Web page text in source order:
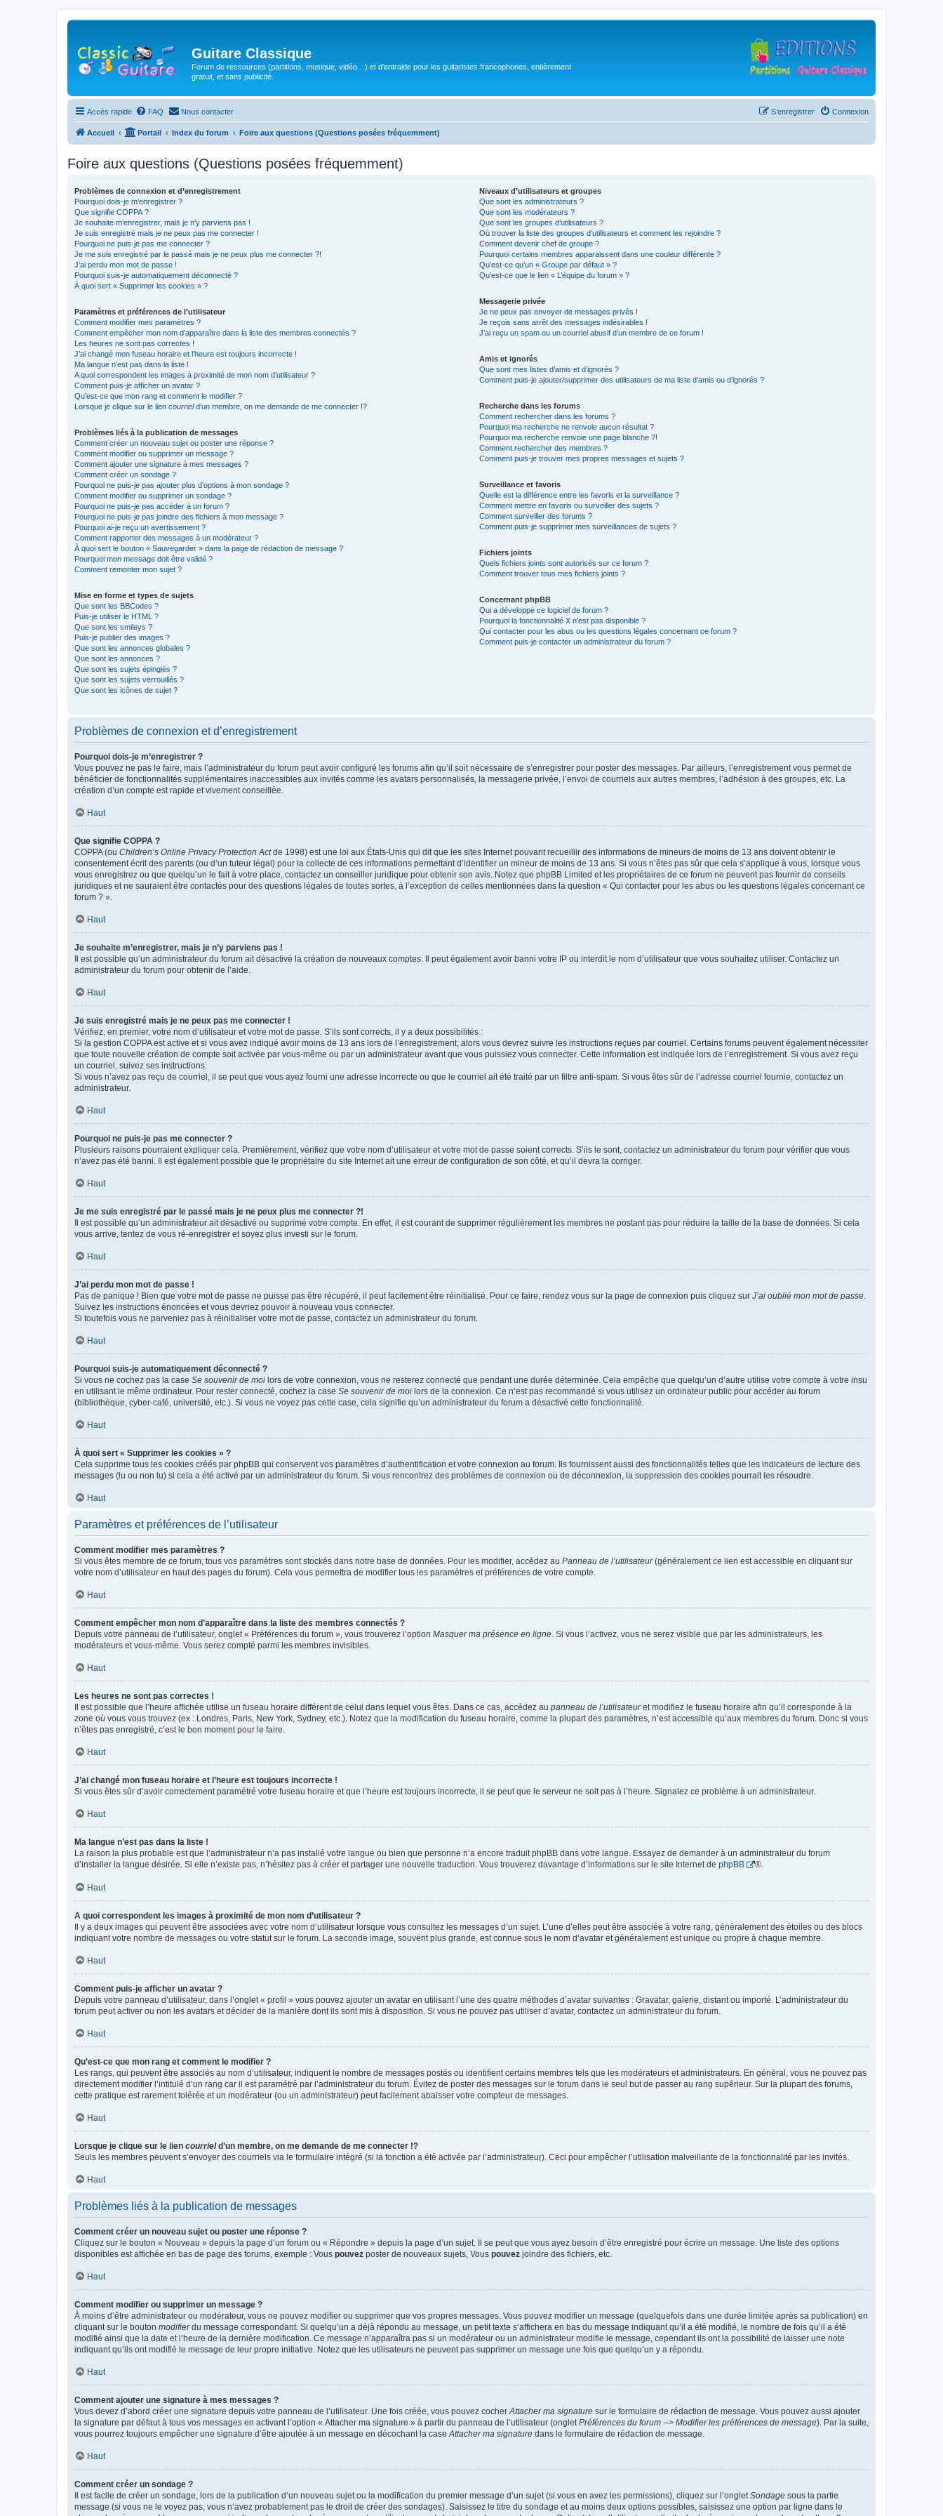
Guitare Classique
Forum de ressources (partitions, musique, vidéo…) et d'entraide pour les guitaristes francophones, entièrement
gratuit, et sans publicité.
Accès rapide FAQ Nous contacter Connexion
S’enregistrer
Accueil Portail Index du forum Foire aux questions (Questions posées fréquemment)
Foire aux questions (Questions posées fréquemment)
Problèmes de connexion et d’enregistrement
Pourquoi dois-je m’enregistrer ?
Que signifie COPPA ?
Je souhaite m’enregistrer, mais je n’y parviens pas !
Je suis enregistré mais je ne peux pas me connecter !
Pourquoi ne puis-je pas me connecter ?
Je me suis enregistré par le passé mais je ne peux plus me connecter ?!
J’ai perdu mon mot de passe !
Pourquoi suis-je automatiquement déconnecté ?
À quoi sert « Supprimer les cookies » ?
Paramètres et préférences de l’utilisateur
Comment modifier mes paramètres ?
Comment empêcher mon nom d’apparaître dans la liste des membres connectés ?
Les heures ne sont pas correctes !
J’ai changé mon fuseau horaire et l’heure est toujours incorrecte !
Ma langue n’est pas dans la liste !
A quoi correspondent les images à proximité de mon nom d’utilisateur ?
Comment puis-je afficher un avatar ?
Qu’est-ce que mon rang et comment le modifier ?
Lorsque je clique sur le lien courrield’un membre, on me demande de me connecter !?
Problèmes liés à la publication de messages
Comment créer un nouveau sujet ou poster une réponse ?
Comment modifier ou supprimer un message ?
Comment ajouter une signature à mes messages ?
Comment créer un sondage ?
Pourquoi ne puis-je pas ajouter plus d’options à mon sondage ?
Comment modifier ou supprimer un sondage ?
Pourquoi ne puis-je pas accéder à un forum ?
Pourquoi ne puis-je pas joindre des fichiers à mon message ?
Pourquoi ai-je reçu un avertissement ?
Comment rapporter des messages à un modérateur ?
À quoi sert le bouton « Sauvegarder » dans la page de rédaction de message ?
Pourquoi mon message doit être validé ?
Comment remonter mon sujet ?
Mise en forme et types de sujets
Que sont les BBCodes ?
Puis-je utiliser le HTML ?
Que sont les smileys ?
Puis-je publier des images ?
Que sont les annonces globales ?
Que sont les annonces ?
Que sont les sujets épinglés ?
Que sont les sujets verrouillés ?
Que sont les icônes de sujet ?
Niveaux d’utilisateurs et groupes
Que sont les administrateurs ?
Que sont les modérateurs ?
Que sont les groupes d’utilisateurs ?
Où trouver la liste des groupes d’utilisateurs et comment les rejoindre ?
Comment devenir chef de groupe ?
Pourquoi certains membres apparaissent dans une couleur différente ?
Qu’est-ce qu’un « Groupe par défaut » ?
Qu’est-ce que le lien « L’équipe du forum » ?
Messagerie privée
Je ne peux pas envoyer de messages privés !
Je reçois sans arrêt des messages indésirables !
J’ai reçu un spam ou un courriel abusif d’un membre de ce forum !
Amis et ignorés
Que sont mes listes d’amis et d’ignorés ?
Comment puis-je ajouter/supprimer des utilisateurs de ma liste d’amis ou d’ignorés ?
Recherche dans les forums
Comment rechercher dans les forums ?
Pourquoi ma recherche ne renvoie aucun résultat ?
Pourquoi ma recherche renvoie une page blanche ?!
Comment rechercher des membres ?
Comment puis-je trouver mes propres messages et sujets ?
Surveillance et favoris
Quelle est la différence entre les favoris et la surveillance ?
Comment mettre en favoris ou surveiller des sujets ?
Comment surveiller des forums ?
Comment puis-je supprimer mes surveillances de sujets ?
Fichiers joints
Quels fichiers joints sont autorisés sur ce forum ?
Comment trouver tous mes fichiers joints ?
Concernant phpBB
Qui a développé ce logiciel de forum ?
Pourquoi la fonctionnalité X n’est pas disponible ?
Qui contacter pour les abus ou les questions légales concernant ce forum ?
Comment puis-je contacter un administrateur du forum ?
Problèmes de connexion et d’enregistrement
Pourquoi dois-je m’enregistrer ?
Vous pouvez ne pas le faire, mais l’administrateur du forum peut avoir configuré les forums afin qu’il soit nécessaire de s’enregistrer pour poster des messages. Par ailleurs, l’enregistrement vous permet de
bénéficier de fonctionnalités supplémentaires inaccessibles aux invités comme les avatars personnalisés, la messagerie privée, l’envoi de courriels aux autres membres, l’adhésion à des groupes, etc. La
création d’un compte est rapide et vivement conseillée.
Haut
Que signifie COPPA ?
COPPA (ou Children’s Online Privacy Protection Actde 1998) est une loi aux États-Unis qui dit que les sites Internet pouvant recueillir des informations de mineurs de moins de 13 ans doivent obtenir le
consentement écrit des parents (ou d’un tuteur légal) pour la collecte de ces informations permettant d’identifier un mineur de moins de 13 ans. Si vous n’êtes pas sûr que cela s’applique à vous, lorsque vous
vous enregistrez ou que quelqu’un le fait à votre place, contactez un conseiller juridique pour obtenir son avis. Notez que phpBB Limited et les propriétaires de ce forum ne peuvent pas fournir de conseils
juridiques et ne sauraient être contactés pour des questions légales de toutes sortes, à l’exception de celles mentionnées dans la question « Qui contacter pour les abus ou les questions légales concernant ce
forum ? ».
Haut
Je souhaite m’enregistrer, mais je n’y parviens pas !
Il est possible qu’un administrateur du forum ait désactivé la création de nouveaux comptes. Il peut également avoir banni votre IP ou interdit le nom d’utilisateur que vous souhaitez utiliser. Contactez un
administrateur du forum pour obtenir de l’aide.
Haut
Je suis enregistré mais je ne peux pas me connecter !
Vérifiez, en premier, votre nom d’utilisateur et votre mot de passe. S’ils sont corrects, il y a deux possibilités :
Si la gestion COPPA est active et si vous avez indiqué avoir moins de 13 ans lors de l’enregistrement, alors vous devrez suivre les instructions reçues par courriel. Certains forums peuvent également nécessiter
que toute nouvelle création de compte soit activée par vous-même ou par un administrateur avant que vous puissiez vous connecter. Cette information est indiquée lors de l’enregistrement. Si vous avez reçu
un courriel, suivez ses instructions.
Si vous n’avez pas reçu de courriel, il se peut que vous ayez fourni une adresse incorrecte ou que le courriel ait été traité par un filtre anti-spam. Si vous êtes sûr de l’adresse courriel fournie, contactez un
administrateur.
Haut
Pourquoi ne puis-je pas me connecter ?
Plusieurs raisons pourraient expliquer cela. Premièrement, vérifiez que votre nom d’utilisateur et votre mot de passe soient corrects. S’ils le sont, contactez un administrateur du forum pour vérifier que vous
n’avez pas été banni. Il est également possible que le propriétaire du site Internet ait une erreur de configuration de son côté, et qu’il devra la corriger.
Haut
Je me suis enregistré par le passé mais je ne peux plus me connecter ?!
Il est possible qu’un administrateur ait désactivé ou supprimé votre compte. En effet, il est courant de supprimer régulièrement les membres ne postant pas pour réduire la taille de la base de données. Si cela
vous arrive, tentez de vous ré-enregistrer et soyez plus investi sur le forum.
Haut
J’ai perdu mon mot de passe !
Pas de panique ! Bien que votre mot de passe ne puisse pas être récupéré, il peut facilement être réinitialisé. Pour ce faire, rendez vous sur la page de connexion puis cliquez sur J’ai oublié mon mot de passe.
Suivez les instructions énoncées et vous devriez pouvoir à nouveau vous connecter.
Si toutefois vous ne parveniez pas à réinitialiser votre mot de passe, contactez un administrateur du forum.
Haut
Pourquoi suis-je automatiquement déconnecté ?
Si vous ne cochez pas la case Se souvenir de moi lors de votre connexion, vous ne resterez connecté que pendant une durée déterminée. Cela empêche que quelqu’un d’autre utilise votre compte à votre insu
en utilisant le même ordinateur. Pour rester connecté, cochez la case Se souvenir de moi lors de la connexion. Ce n’est pas recommandé si vous utilisez un ordinateur public pour accéder au forum
(bibliothèque, cyber-café, université, etc.). Si vous ne voyez pas cette case, cela signifie qu’un administrateur du forum a désactivé cette fonctionnalité.
Haut
À quoi sert « Supprimer les cookies » ?
Cela supprime tous les cookies créés par phpBB qui conservent vos paramètres d’authentification et votre connexion au forum. Ils fournissent aussi des fonctionnalités telles que les indicateurs de lecture des
messages (lu ou non lu) si cela a été activé par un administrateur du forum. Si vous rencontrez des problèmes de connexion ou de déconnexion, la suppression des cookies pourrait les résoudre.
Haut
Paramètres et préférences de l’utilisateur
Comment modifier mes paramètres ?
Si vous êtes membre de ce forum, tous vos paramètres sont stockés dans notre base de données. Pour les modifier, accédez au Panneau de l’utilisateur(généralement ce lien est accessible en cliquant sur
votre nom d’utilisateur en haut des pages du forum). Cela vous permettra de modifier tous les paramètres et préférences de votre compte.
Haut
Comment empêcher mon nom d’apparaître dans la liste des membres connectés ?
Depuis votre panneau de l’utilisateur, onglet « Préférences du forum », vous trouverez l’option Masquer ma présence en ligne. Si vous l’activez, vous ne serez visible que par les administrateurs, les
modérateurs et vous-même. Vous serez compté parmi les membres invisibles.
Haut
Les heures ne sont pas correctes !
Il est possible que l’heure affichée utilise un fuseau horaire différent de celui dans lequel vous êtes. Dans ce cas, accédez au panneau de l’utilisateuret modifiez le fuseau horaire afin qu’il corresponde à la
zone où vous vous trouvez (ex : Londres, Paris, New York, Sydney, etc.). Notez que la modification du fuseau horaire, comme la plupart des paramètres, n’est accessible qu’aux membres du forum. Donc si vous
n’êtes pas enregistré, c’est le bon moment pour le faire.
Haut
J’ai changé mon fuseau horaire et l’heure est toujours incorrecte !
Si vous êtes sûr d’avoir correctement paramétré votre fuseau horaire et que l’heure est toujours incorrecte, il se peut que le serveur ne soit pas à l’heure. Signalez ce problème à un administrateur.
Haut
Ma langue n’est pas dans la liste !
La raison la plus probable est que l’administrateur n’a pas installé votre langue ou bien que personne n’a encore traduit phpBB dans votre langue. Essayez de demander à un administrateur du forum
d’installer la langue désirée. Si elle n’existe pas, n’hésitez pas à créer et partager une nouvelle traduction. Vous trouverez davantage d’informations sur le site Internet de phpBB ®.
Haut
A quoi correspondent les images à proximité de mon nom d’utilisateur ?
Il y a deux images qui peuvent être associées avec votre nom d’utilisateur lorsque vous consultez les messages d’un sujet. L’une d’elles peut être associée à votre rang, généralement des étoiles ou des blocs
indiquant votre nombre de messages ou votre statut sur le forum. La seconde image, souvent plus grande, est connue sous le nom d’avatar et généralement est unique ou propre à chaque membre.
Haut
Comment puis-je afficher un avatar ?
Depuis votre panneau d’utilisateur, dans l’onglet « profil » vous pouvez ajouter un avatar en utilisant l’une des quatre méthodes d’avatar suivantes : Gravatar, galerie, distant ou importé. L’administrateur du
forum peut activer ou non les avatars et décider de la manière dont ils sont mis à disposition. Si vous ne pouvez pas utiliser d’avatar, contactez un administrateur du forum.
Haut
Qu’est-ce que mon rang et comment le modifier ?
Les rangs, qui peuvent être associés au nom d’utilisateur, indiquent le nombre de messages postés ou identifient certains membres tels que les modérateurs et administrateurs. En général, vous ne pouvez pas
directement modifier l’intitulé d’un rang car il est paramétré par l’administrateur du forum. Évitez de poster des messages sur le forum dans le seul but de passer au rang supérieur. Sur la plupart des forums,
cette pratique est rarement tolérée et un modérateur (ou un administrateur) peut facilement abaisser votre compteur de messages.
Haut
Lorsque je clique sur le lien courrield’un membre, on me demande de me connecter !?
Seuls les membres peuvent s’envoyer des courriels via le formulaire intégré (si la fonction a été activée par l’administrateur). Ceci pour empêcher l’utilisation malveillante de la fonctionnalité par les invités.
Haut
Problèmes liés à la publication de messages
Comment créer un nouveau sujet ou poster une réponse ?
Cliquez sur le bouton « Nouveau » depuis la page d’un forum ou « Répondre » depuis la page d’un sujet. Il se peut que vous ayez besoin d’être enregistré pour écrire un message. Une liste des options
disponibles est affichée en bas de page des forums, exemple : Vous pouvez poster de nouveaux sujets, Vous pouvez joindre des fichiers, etc.
Haut
Comment modifier ou supprimer un message ?
À moins d’être administrateur ou modérateur, vous ne pouvez modifier ou supprimer que vos propres messages. Vous pouvez modifier un message (quelquefois dans une durée limitée après sa publication) en
cliquant sur le bouton modifierdu message correspondant. Si quelqu’un a déjà répondu au message, un petit texte s’affichera en bas du message indiquant qu’il a été modifié, le nombre de fois qu’il a été
modifié ainsi que la date et l’heure de la dernière modification. Ce message n’apparaîtra pas si un modérateur ou un administrateur modifie le message, cependant ils ont la possibilité de laisser une note
indiquant qu’ils ont modifié le message de leur propre initiative. Notez que les utilisateurs ne peuvent pas supprimer un message une fois que quelqu’un y a répondu.
Haut
Comment ajouter une signature à mes messages ?
Vous devez d’abord créer une signature depuis votre panneau de l’utilisateur. Une fois créée, vous pouvez cocherAttacher ma signature sur le formulaire de rédaction de message. Vous pouvez aussi ajouter
la signature par défaut à tous vos messages en activant l’option « Attacher ma signature » à partir du panneau de l’utilisateur (ongletPréférences du forum --> Modifier les préférences de message). Par la suite,
vous pourrez toujours empêcher une signature d’être ajoutée à un message en décochant la caseAttacher ma signature dans le formulaire de rédaction de message.
Haut
Comment créer un sondage ?
Il est facile de créer un sondage, lors de la publication d’un nouveau sujet ou la modification du premier message d’un sujet (si vous en avez les permissions), cliquez sur l’ongletSondage sous la partie
message (si vous ne le voyez pas, vous n’avez probablement pas le droit de créer des sondages). Saisissez le titre du sondage et au moins deux options possibles, saisissez une option par ligne dans le